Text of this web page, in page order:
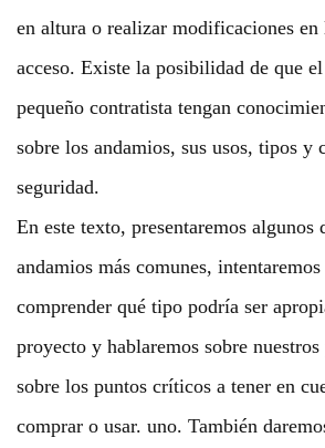
en altura o realizar modificaciones
acceso. Existe la posibilidad de que
pequeño contratista tengan
sobre los andamios, sus usos, tipos y
seguridad.
En este texto, presentaremos algunos
andamios más comunes,
comprender qué tipo podría ser
proyecto y hablaremos sobre nuestros
sobre los puntos críticos a tener en
comprar o usar. uno. También